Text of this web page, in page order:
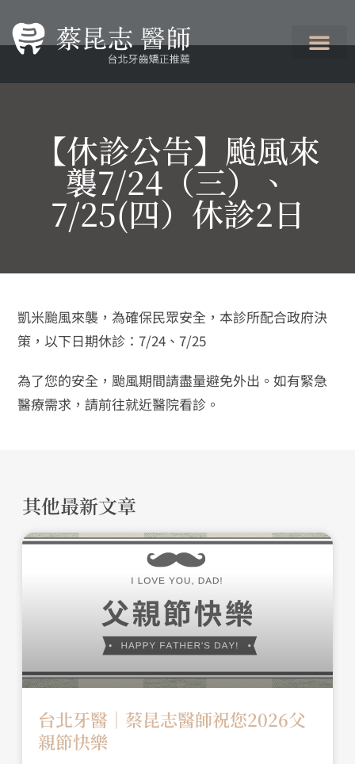
【休診公告】颱風來
襲7/24（三）、
7/25(四）休診2日
凱米颱風來襲，為確保民眾安全，本診所配合政府決
策，以下日期休診：7/24、7/25
為了您的安全，颱風期間請盡量避免外出。如有緊急
醫療需求，請前往就近醫院看診。
其他最新文章
台北牙醫│蔡昆志醫師祝您2026父
親節快樂